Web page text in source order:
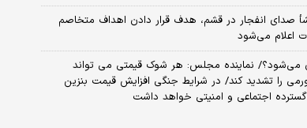
صدای انفجار در قشم، هدف قرار دادن اهداف متخاصم
اعلام می‌شود
می‌شود؟/ نماینده مجلس: هر شوک قیمتی می تواند
را تشدید کند/ در شرایط جنگی افزایش قیمت بنزین
اجتماعی و امنیتی خواهد داشت